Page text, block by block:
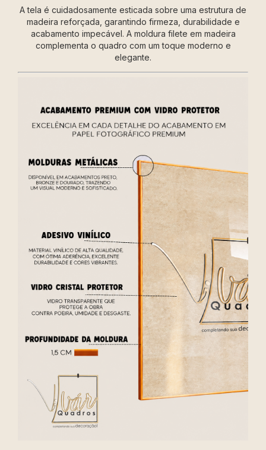
A tela é cuidadosamente esticada sobre uma estrutura de
madeira reforçada, garantindo firmeza, durabilidade e
acabamento impecável. A moldura filete em madeira
complementa o quadro com um toque moderno e
elegante.